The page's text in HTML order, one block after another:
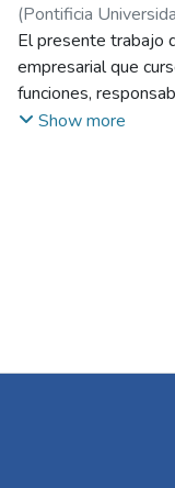
(Pontificia
El presente trabajo
empresarial que
funciones,
Retail más grandes
Show more